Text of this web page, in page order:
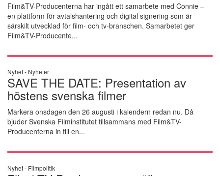
Film&TV-Producenterna har ingått ett samarbete med Connie –
en plattform för avtalshantering och digital signering som är
särskilt utvecklad för film- och tv-branschen. Samarbetet ger
Film&TV-Producente...
Nyhet - Nyheter
SAVE THE DATE: Presentation av
höstens svenska filmer
Markera onsdagen den 26 augusti i kalendern redan nu. Då
bjuder Svenska Filminstitutet tillsammans med Film&TV-
Producenterna in till en...
Nyhet - Filmpolitik